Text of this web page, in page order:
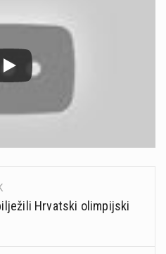
Hrvatski olimpijski